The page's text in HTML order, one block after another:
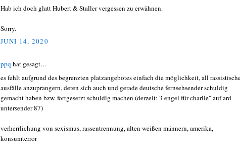
Hab ich doch glatt Hubert & Staller vergessen zu erwähnen.
Sorry.
JUNI 14, 2020
ppq hat gesagt…
es fehlt aufgrund des begrenzten platzangebotes einfach die möglichkeit, all
ausfälle anzuprangern, deren sich auch und gerade deutsche fernsehsender schuldig
gemacht haben bzw. fortgesetzt schuldig machen (derzeit: 3 engel für charlie" auf ard-
untersender 87)
verherrlichung von sexismus, rassentrennung, alten weißen männern, amerika,
konsumterror